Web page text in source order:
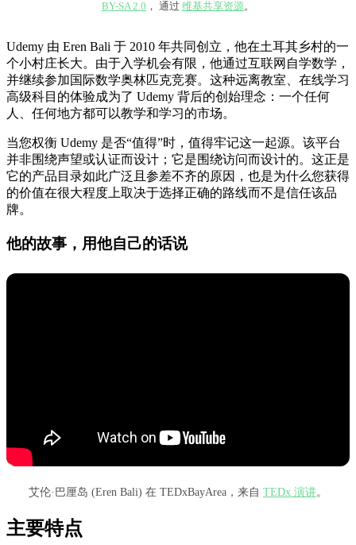
BY-SA 2.0 ， 通过 维基共享资源。
Udemy 由 Eren Bali 于 2010 年共同创立，他在土耳其乡村的一
个小村庄长大。由于入学机会有限，他通过互联网自学数学，
并继续参加国际数学奥林匹克竞赛。这种远离教室、在线学习
高级科目的体验成为了 Udemy 背后的创始理念：一个任何
人、任何地方都可以教学和学习的市场。
当您权衡 Udemy 是否“值得”时，值得牢记这一起源。该平台
并非围绕声望或认证而设计；它是围绕访问而设计的。这正是
它的产品目录如此广泛且参差不齐的原因，也是为什么您获得
的价值在很大程度上取决于选择正确的路线而不是信任该品
牌。
他的故事，用他自己的话说
艾伦·巴厘岛 (Eren Bali) 在 TEDxBayArea，来自 TEDx 演讲。
主要特点